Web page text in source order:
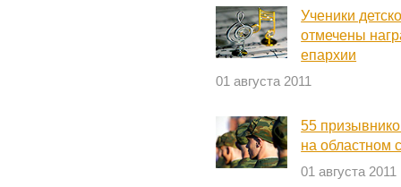
Ученики
отмечены
епархии
01 августа 2011
55
на областном
01 августа 2011